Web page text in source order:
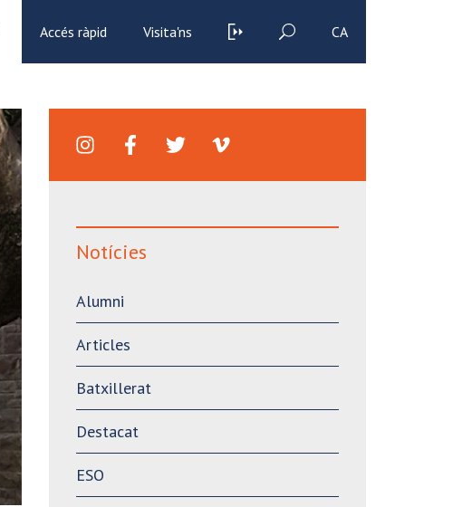
Accés ràpid Visita'ns CA
Notícies
Alumni
Articles
Batxillerat
Destacat
ESO